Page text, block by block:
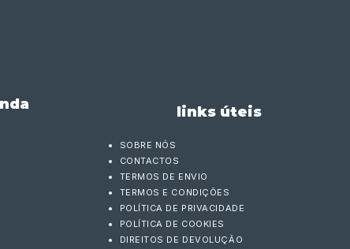
links úteis
SOBRE NÓS
CONTACTOS
TERMOS DE ENVIO
TERMOS E CONDIÇÕES
POLÍTICA DE PRIVACIDADE
POLÍTICA DE COOKIES
DIREITOS DE DEVOLUÇÃO